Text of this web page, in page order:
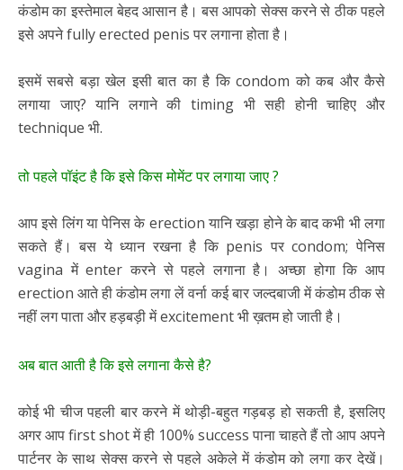
कंडोम का इस्तेमाल बेहद आसान है। बस आपको सेक्स करने से ठीक पहले
इसे अपने fully erected penis पर लगाना होता है।
इसमें सबसे बड़ा खेल इसी बात का है कि condom को कब और कैसे
लगाया जाए? यानि लगाने की timing भी सही होनी चाहिए और
technique भी.
तो पहले पॉइंट है कि इसे किस मोमेंट पर लगाया जाए ?
आप इसे लिंग या पेनिस के erection यानि खड़ा होने के बाद कभी भी लगा
सकते हैं। बस ये ध्यान रखना है कि penis पर condom; पेनिस
vagina में enter करने से पहले लगाना है। अच्छा होगा कि आप
erection आते ही कंडोम लगा लें वर्ना कई बार जल्दबाजी में कंडोम ठीक से
नहीं लग पाता और हड़बड़ी में excitement भी ख़तम हो जाती है।
अब बात आती है कि इसे लगाना कैसे है?
कोई भी चीज पहली बार करने में थोड़ी-बहुत गड़बड़ हो सकती है, इसलिए
अगर आप first shot में ही 100% success पाना चाहते हैं तो आप अपने
पार्टनर के साथ सेक्स करने से पहले अकेले में कंडोम को लगा कर देखें।